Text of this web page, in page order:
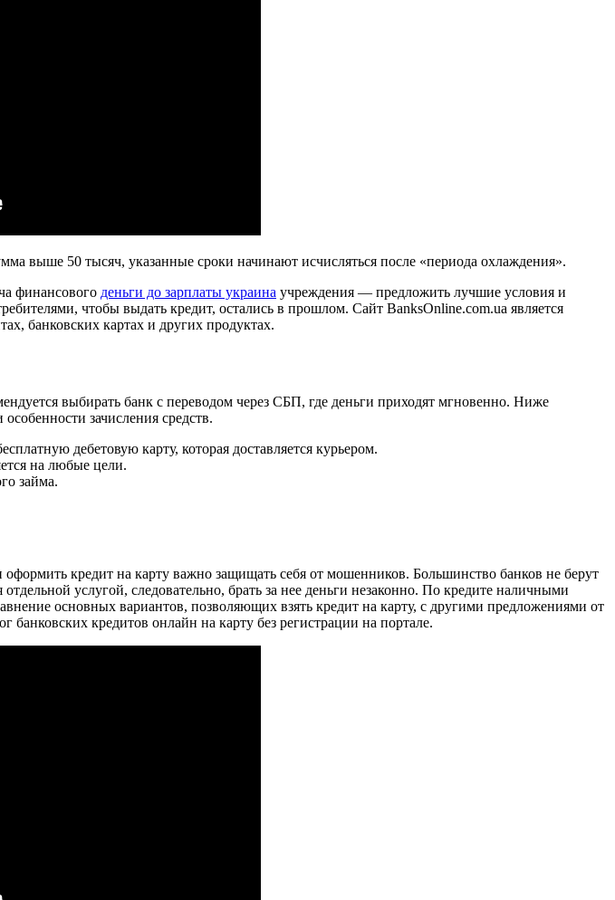
выше 50 тысяч, указанные сроки начинают исчисляться после «периода охлаждения».
финансового деньги до зарплаты украина учреждения — предложить лучшие условия и
чтобы выдать кредит, остались в прошлом. Сайт BanksOnline.com.ua является
банковских картах и других продуктах.
выбирать банк с переводом через СБП, где деньги приходят мгновенно. Ниже
зачисления средств.
дебетовую карту, которая доставляется курьером.
на любые цели.
займа.
кредит на карту важно защищать себя от мошенников. Большинство банков не берут
отдельной услугой, следовательно, брать за нее деньги незаконно. По кредите наличными
основных вариантов, позволяющих взять кредит на карту, с другими предложениями от
банковских кредитов онлайн на карту без регистрации на портале.